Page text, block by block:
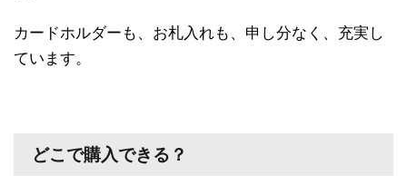
カードホルダーも、お札入れも、申し分なく、充実し
ています。
どこで購入できる？